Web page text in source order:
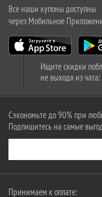
Все наши купоны доступны
через Мобильное
Ищите скидки
не выходя из чата:
Сэкономьте до 90% при
Подпишитесь на самые
Принимаем к оплате: